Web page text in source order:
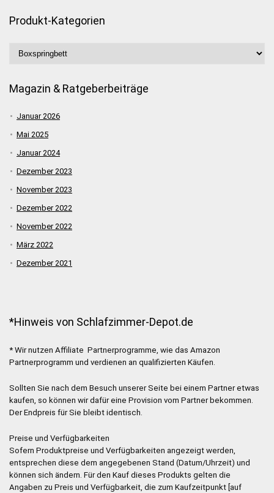
Produkt-Kategorien
Magazin & Ratgeberbeiträge
Januar 2026
Mai 2025
Januar 2024
Dezember 2023
November 2023
Dezember 2022
November 2022
März 2022
Dezember 2021
*Hinweis von Schlafzimmer-Depot.de
* Wir nutzen Affiliate Partnerprogramme, wie das Amazon
Partnerprogramm und verdienen an qualifizierten Käufen.
Sollten Sie nach dem Besuch unserer Seite bei einem Partner etwas
kaufen, so können wir dafür eine Provision vom Partner bekommen.
Der Endpreis für Sie bleibt identisch.
Preise und Verfügbarkeiten
Sofern Produktpreise und Verfügbarkeiten angezeigt werden,
entsprechen diese dem angegebenen Stand (Datum/Uhrzeit) und
können sich ändern. Für den Kauf dieses Produkts gelten die
Angaben zu Preis und Verfügbarkeit, die zum Kaufzeitpunkt [auf